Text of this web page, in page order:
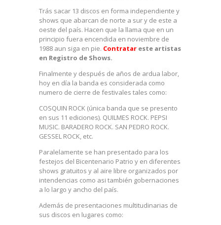
Trás sacar 13 discos en forma independiente y
shows que abarcan de norte a sur y de este a
oeste del país. Hacen que la llama que en un
principio fuera encendida en noviembre de
1988 aun siga en pie. Contratar este artistas
en Registro de Shows.
Finalmente y después de años de ardua labor,
hoy en día la banda es considerada como
numero de cierre de festivales tales como:
COSQUIN ROCK (única banda que se presento
en sus 11 ediciones). QUILMES ROCK. PEPSI
MUSIC. BARADERO ROCK. SAN PEDRO ROCK.
GESSEL ROCK, etc.
Paralelamente se han presentado para los
festejos del Bicentenario Patrio y en diferentes
shows gratuitos y al aire libre organizados por
intendencias como asi también gobernaciones
a lo largo y ancho del país.
Además de presentaciones multitudinarias de
sus discos en lugares como: